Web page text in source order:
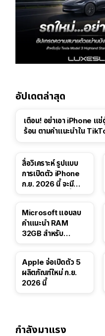
อัปเดตล่าสุด
เตือน! อย่าเอา iPhone แช่
ร้อน ตามคำแนะนำใน
สื่อวิเคราะห์ รูปแบบ
การเปิดตัว iPhone
ก.ย. 2026 นี้ จะมี
Microsoft แอบลบ
คำแนะนำ RAM
32GB สำหรับ
Apple จ่อเปิดตัว 5
ผลิตภัณฑ์ใหม่ ก.ย.
2026 นี้
กำลังมาแรง